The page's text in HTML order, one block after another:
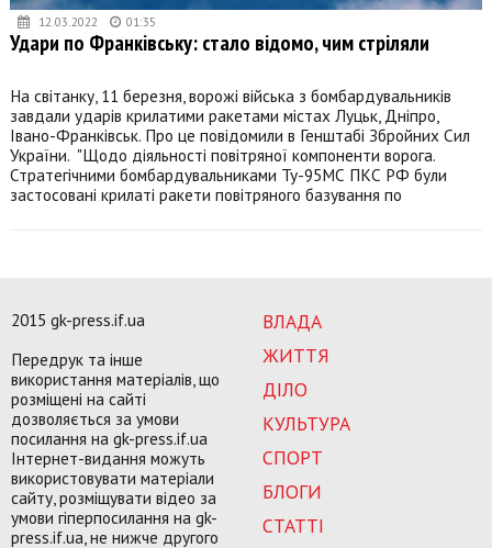
12.03.2022 01:35
Удари по Франківську: стало відомо, чим стріляли
На світанку, 11 березня, ворожі війська з бомбардувальників
завдали ударів крилатими ракетами містах Луцьк, Дніпро,
Івано-Франківськ. Про це повідомили в Генштабі Збройних Сил
України. "Щодо діяльності повітряної компоненти ворога.
Стратегічними бомбардувальниками Ту-95МС ПКС РФ були
застосовані крилаті ракети повітряного базування по
ВЛАДА
ЖИТТЯ
ДІЛО
КУЛЬТУРА
СПОРТ
БЛОГИ
СТАТТІ
2015 gk-press.if.ua
Передрук та інше
використання матеріалів, що
розміщені на сайті
дозволяється за умови
посилання на gk-press.if.ua
Інтернет-видання можуть
використовувати матеріали
сайту, розміщувати відео за
умови гіперпосилання на gk-
press.if.ua, не нижче другого